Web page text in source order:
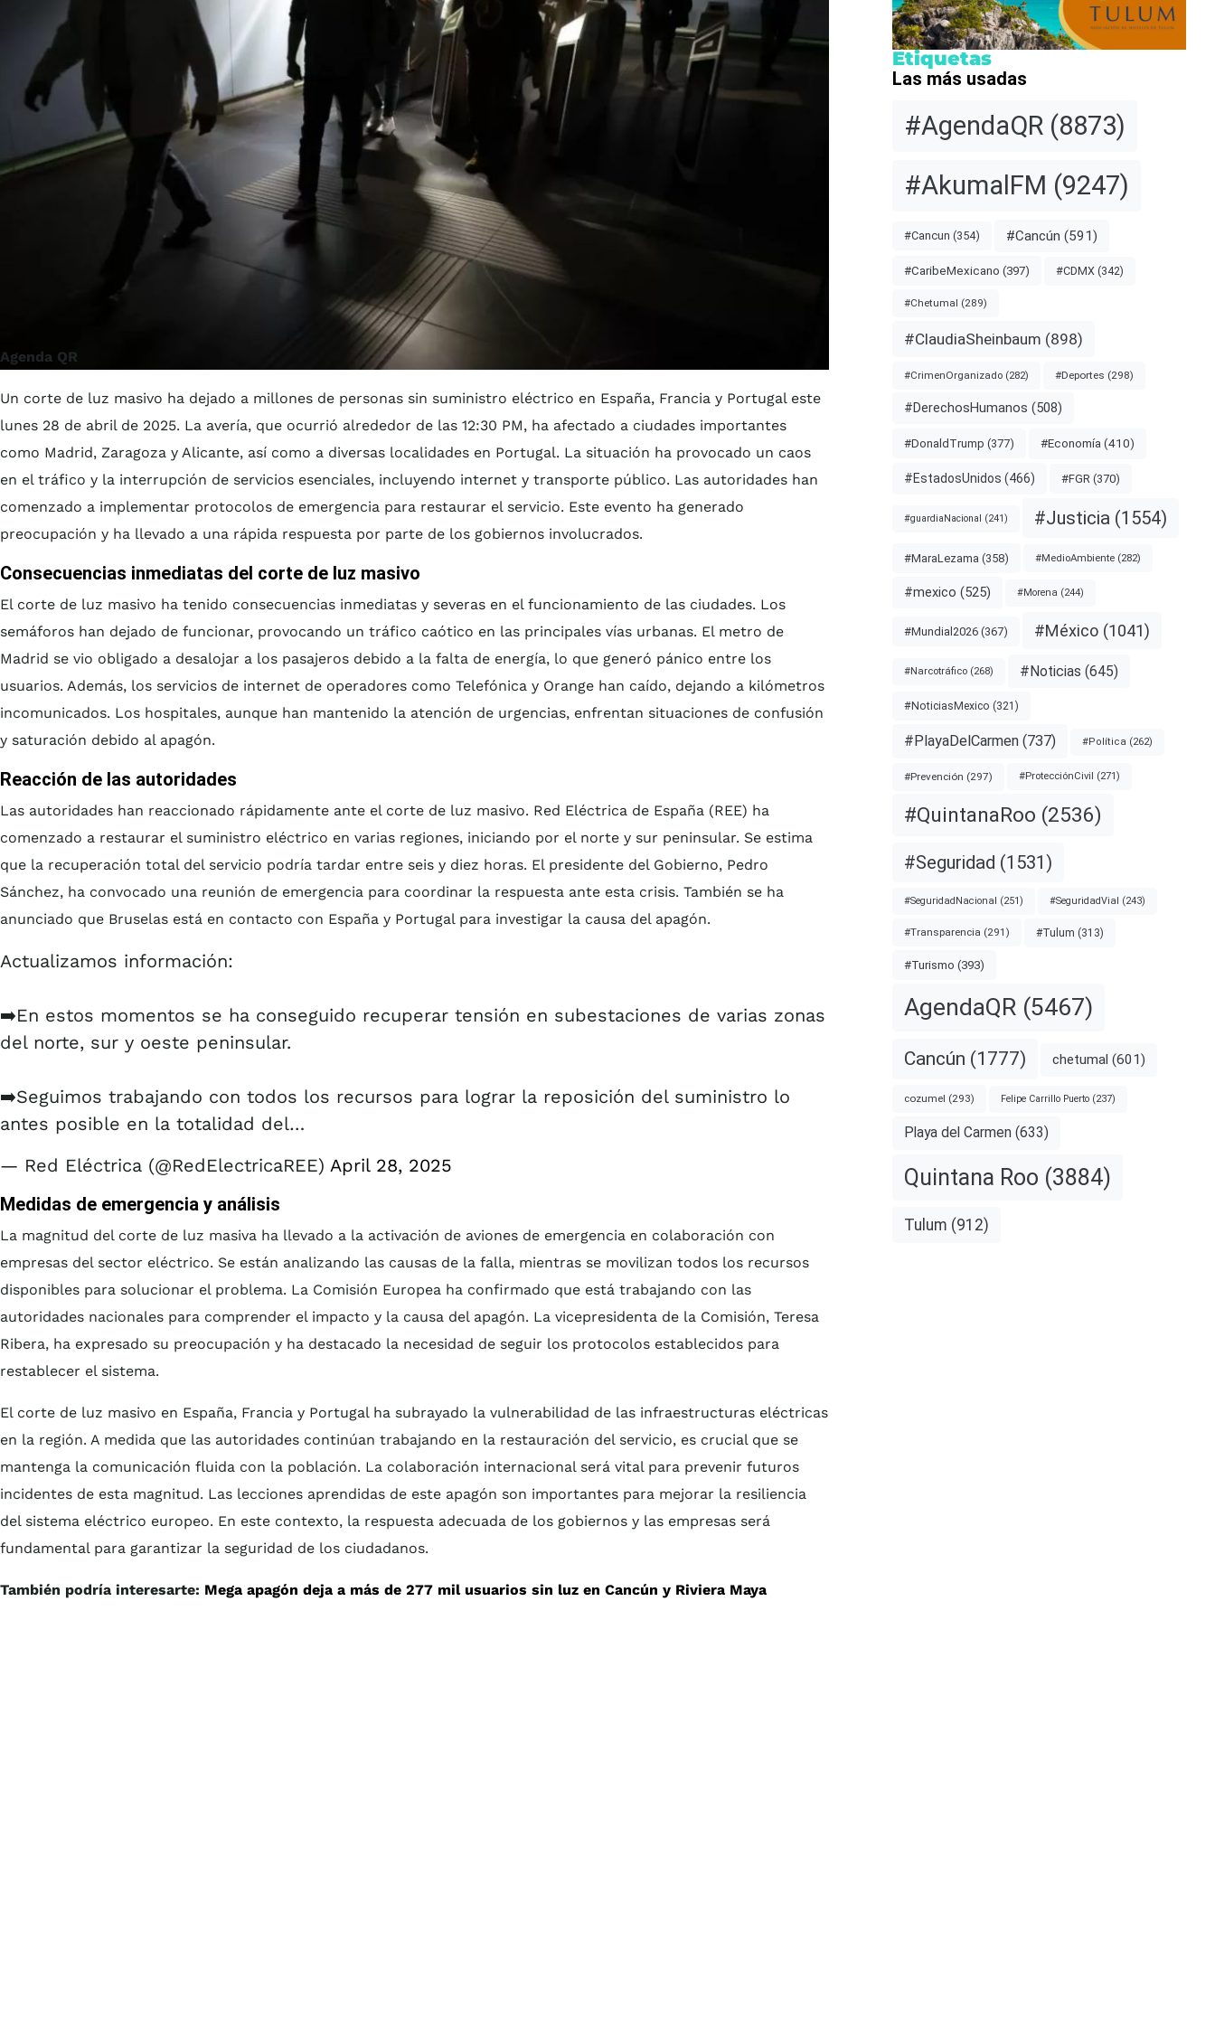
Agenda QR
Un corte de luz masivo ha dejado a millones de personas sin suministro eléctrico en España, Francia y Portugal este
lunes 28 de abril de 2025. La avería, que ocurrió alrededor de las 12:30 PM, ha afectado a ciudades importantes
como Madrid, Zaragoza y Alicante, así como a diversas localidades en Portugal. La situación ha provocado un caos
en el tráfico y la interrupción de servicios esenciales, incluyendo internet y transporte público. Las autoridades han
comenzado a implementar protocolos de emergencia para restaurar el servicio. Este evento ha generado
preocupación y ha llevado a una rápida respuesta por parte de los gobiernos involucrados.
Consecuencias inmediatas del corte de luz masivo
El corte de luz masivo ha tenido consecuencias inmediatas y severas en el funcionamiento de las ciudades. Los
semáforos han dejado de funcionar, provocando un tráfico caótico en las principales vías urbanas. El metro de
Madrid se vio obligado a desalojar a los pasajeros debido a la falta de energía, lo que generó pánico entre los
usuarios. Además, los servicios de internet de operadores como Telefónica y Orange han caído, dejando a kilómetros
incomunicados. Los hospitales, aunque han mantenido la atención de urgencias, enfrentan situaciones de confusión
y saturación debido al apagón.
Reacción de las autoridades
Las autoridades han reaccionado rápidamente ante el corte de luz masivo. Red Eléctrica de España (REE) ha
comenzado a restaurar el suministro eléctrico en varias regiones, iniciando por el norte y sur peninsular. Se estima
que la recuperación total del servicio podría tardar entre seis y diez horas. El presidente del Gobierno, Pedro
Sánchez, ha convocado una reunión de emergencia para coordinar la respuesta ante esta crisis. También se ha
anunciado que Bruselas está en contacto con España y Portugal para investigar la causa del apagón.
Actualizamos información:
➡️En estos momentos se ha conseguido recuperar tensión en subestaciones de varias zonas
del norte, sur y oeste peninsular.
➡️Seguimos trabajando con todos los recursos para lograr la reposición del suministro lo
antes posible en la totalidad del…
— Red Eléctrica (@RedElectricaREE) April 28, 2025
Medidas de emergencia y análisis
La magnitud del corte de luz masiva ha llevado a la activación de aviones de emergencia en colaboración con
empresas del sector eléctrico. Se están analizando las causas de la falla, mientras se movilizan todos los recursos
disponibles para solucionar el problema. La Comisión Europea ha confirmado que está trabajando con las
autoridades nacionales para comprender el impacto y la causa del apagón. La vicepresidenta de la Comisión, Teresa
Ribera, ha expresado su preocupación y ha destacado la necesidad de seguir los protocolos establecidos para
restablecer el sistema.
El corte de luz masivo en España, Francia y Portugal ha subrayado la vulnerabilidad de las infraestructuras eléctricas
en la región. A medida que las autoridades continúan trabajando en la restauración del servicio, es crucial que se
mantenga la comunicación fluida con la población. La colaboración internacional será vital para prevenir futuros
incidentes de esta magnitud. Las lecciones aprendidas de este apagón son importantes para mejorar la resiliencia
del sistema eléctrico europeo. En este contexto, la respuesta adecuada de los gobiernos y las empresas será
fundamental para garantizar la seguridad de los ciudadanos.
También podría interesarte: Mega apagón deja a más de 277 mil usuarios sin luz en Cancún y Riviera Maya
Etiquetas
Las más usadas
#AgendaQR(8873)
#AkumalFM (9247)
#Cancun (354) #Cancún (591)
#CaribeMexicano (397) #CDMX(342)
#Chetumal (289)
#ClaudiaSheinbaum (898)
#CrimenOrganizado(282) #Deportes (298)
#DerechosHumanos (508)
#DonaldTrump (377) #Economía (410)
#EstadosUnidos (466) #FGR (370)
#guardiaNacional (241) #Justicia (1554)
#MaraLezama (358) #MedioAmbiente(282)
#mexico (525) #Morena (244)
#Mundial2026(367) #México(1041)
#Narcotráfico(268) #Noticias (645)
#NoticiasMexico (321)
#PlayaDelCarmen(737) #Política (262)
#Prevención (297) #ProtecciónCivil (271)
#QuintanaRoo (2536)
#Seguridad (1531)
#SeguridadNacional (251) #SeguridadVial (243)
#Transparencia (291) #Tulum (313)
#Turismo (393)
AgendaQR(5467)
Cancún (1777) chetumal (601)
cozumel (293) Felipe Carrillo Puerto(237)
Playa del Carmen (633)
Quintana Roo (3884)
Tulum (912)